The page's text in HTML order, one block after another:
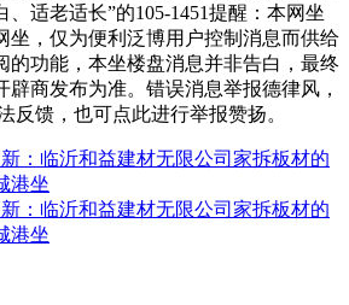
适老适长”的105-1451提醒：本网坐
坐，仅为便利泛博用户控制消息而供给
的功能，本坐楼盘消息并非告白，最终
辟商发布为准。错误消息举报德律风，
反馈，也可点此进行举报赞扬。
新：临沂和益建材无限公司家拆板材的
港坐
新：临沂和益建材无限公司家拆板材的
港坐